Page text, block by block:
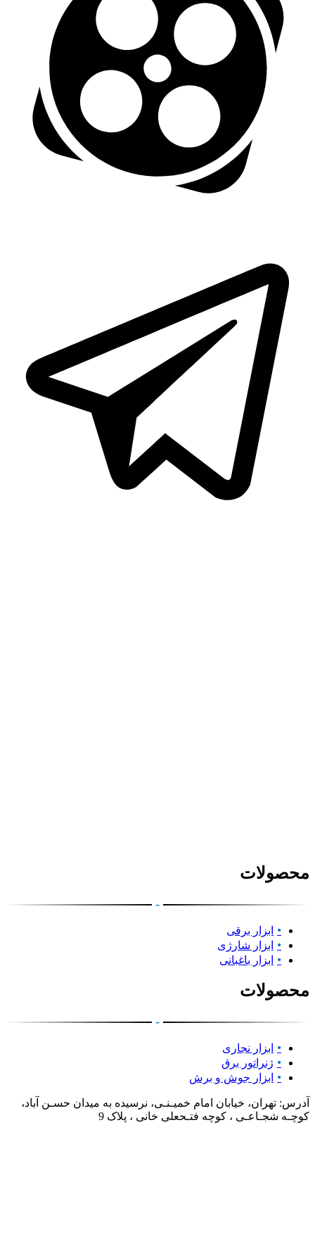
محصولات
-
ابزار برقی
ابزار شارژی
ابزار باغبانی
محصولات
-
ابزار نجاری
ژنراتور برق
ابزار جوش و برش
آدرس: تهران، خیابان امام خمیـنـی، نرسیده به میدان حسـن آباد،
کوچـه شجـاعـی ، کوچه فتـحعلی خانی ، پلاک 9